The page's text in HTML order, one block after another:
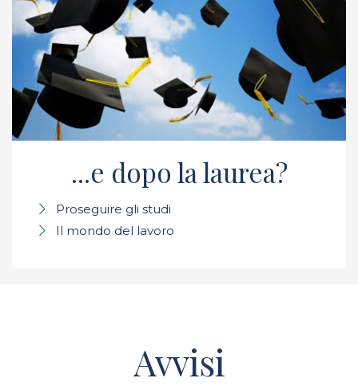
...e dopo la laurea?
Proseguire gli studi
Il mondo del lavoro
Avvisi